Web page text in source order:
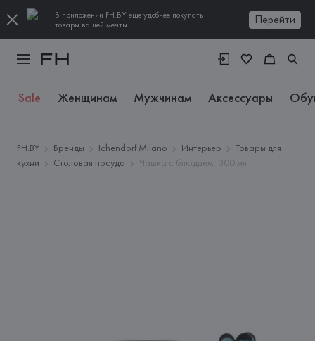
В приложении FH.BY еще удобнее покупать
товары вашей мечты
Перейти
Sale Женщинам Мужчинам Аксессуары
FH.BY Бренды Ichendorf Milano Интерьер
Товары для
кухни
Столовая посуда Чашка с блюдцем, 300 мл